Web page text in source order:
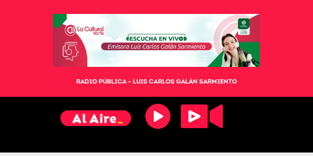
RADIO PÚBLICA – LUIS CARLOS GALÁN SARMIENTO